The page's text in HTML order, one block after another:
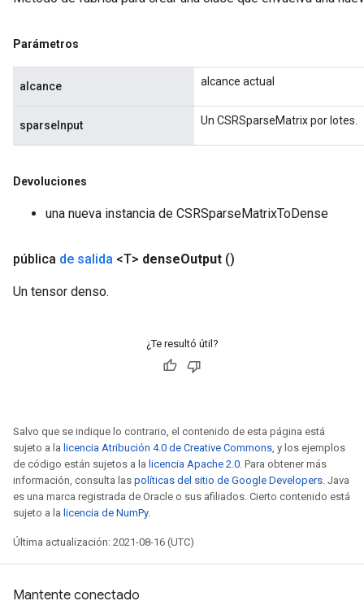
Parámetros
alcance alcance actual
sparseInput Un CSRSparseMatrix por lotes.
Devoluciones
una nueva instancia de CSRSparseMatrixToDense
pública de salida <T> denseOutput ()
Un tensor denso.
¿Te resultó útil?
Salvo que se indique lo contrario, el contenido de esta página está
sujeto a la licencia Atribución 4.0 de Creative Commons, y los ejemplos
de código están sujetos a la licencia Apache 2.0. Para obtener más
información, consulta las políticas del sitio de Google Developers. Java
es una marca registrada de Oracle o sus afiliados. Cierto contenido está
sujeto a la licencia de NumPy.
Última actualización: 2021-08-16 (UTC)
Mantente conectado